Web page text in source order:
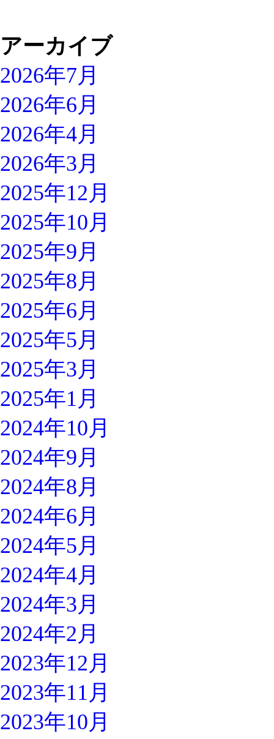
アーカイブ
2026年7月
2026年6月
2026年4月
2026年3月
2025年12月
2025年10月
2025年9月
2025年8月
2025年6月
2025年5月
2025年3月
2025年1月
2024年10月
2024年9月
2024年8月
2024年6月
2024年5月
2024年4月
2024年3月
2024年2月
2023年12月
2023年11月
2023年10月